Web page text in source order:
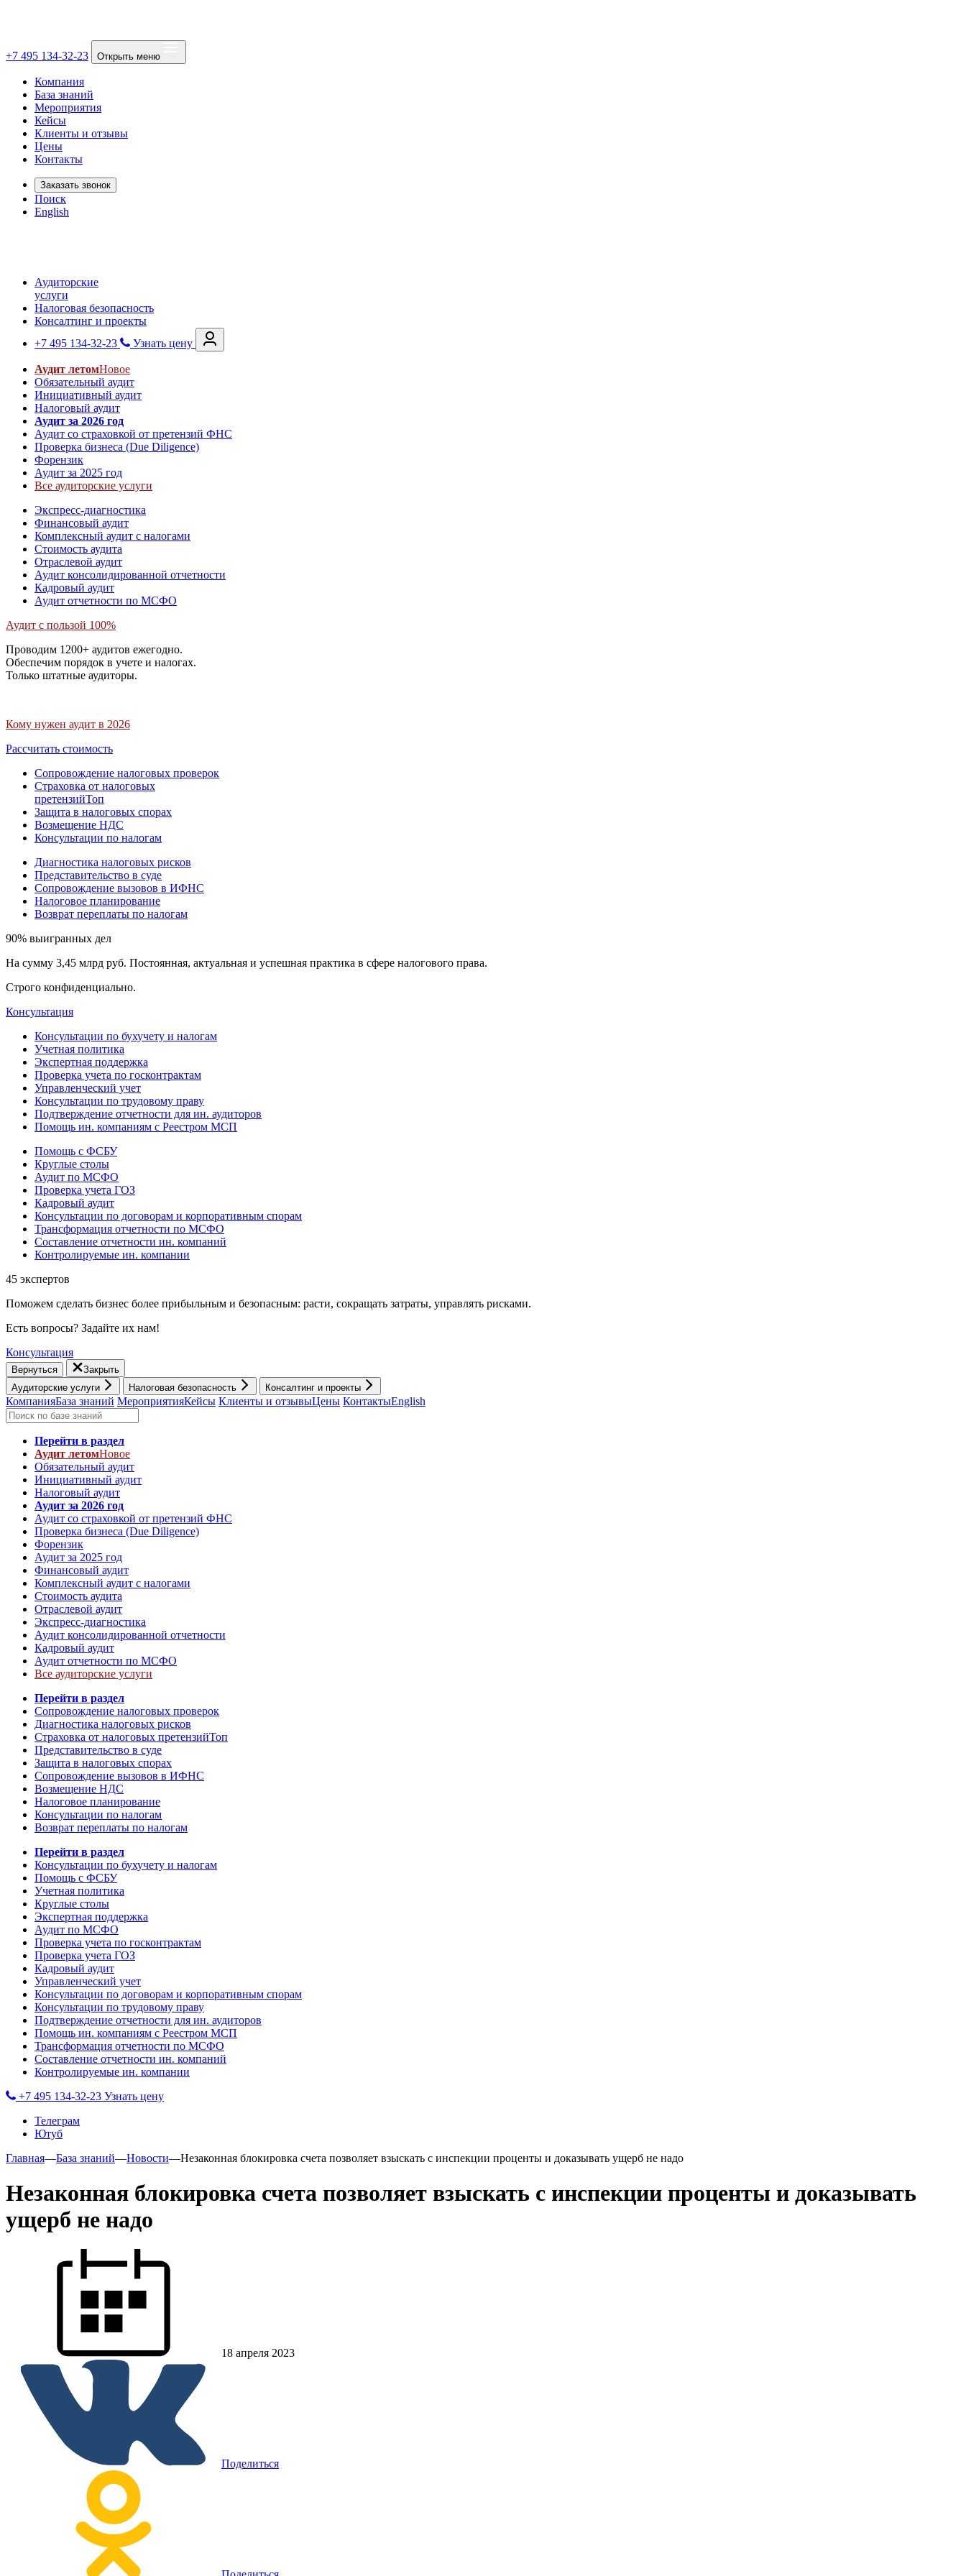
+7 495 134-32-23 Открыть меню
Компания
База знаний
Мероприятия
Кейсы
Клиенты и отзывы
Цены
Контакты
Заказать звонок
Поиск
English
Аудиторские
услуги
Налоговая безопасность
Консалтинг и проекты
+7 495 134-32-23
Узнать цену
Аудит летомНовое
Обязательный аудит
Инициативный аудит
Налоговый аудит
Аудит за 2026 год
Аудит со страховкой от претензий ФНС
Проверка бизнеса (Due Diligence)
Форензик
Аудит за 2025 год
Все аудиторские услуги
Экспресс-диагностика
Финансовый аудит
Комплексный аудит с налогами
Стоимость аудита
Отраслевой аудит
Аудит консолидированной отчетности
Кадровый аудит
Аудит отчетности по МСФО
Аудит с пользой 100%
Проводим 1200+ аудитов ежегодно.
Обеспечим порядок в учете и налогах.
Только штатные аудиторы.
Кому нужен аудит в 2026
Рассчитать стоимость
Сопровождение налоговых проверок
Страховка от налоговых
претензийТоп
Защита в налоговых спорах
Возмещение НДС
Консультации по налогам
Диагностика налоговых рисков
Представительство в суде
Сопровождение вызовов в ИФНС
Налоговое планирование
Возврат переплаты по налогам
90% выигранных дел
На сумму 3,45 млрд руб. Постоянная, актуальная и успешная практика в сфере налогового права.
Строго конфиденциально.
Консультация
Консультации по бухучету и налогам
Учетная политика
Экспертная поддержка
Проверка учета по госконтрактам
Управленческий учет
Консультации по трудовому праву
Подтверждение отчетности для ин. аудиторов
Помощь ин. компаниям с Реестром МСП
Помощь с ФСБУ
Круглые столы
Аудит по МСФО
Проверка учета ГОЗ
Кадровый аудит
Консультации по договорам и корпоративным спорам
Трансформация отчетности по МСФО
Составление отчетности ин. компаний
Контролируемые ин. компании
45 экспертов
Поможем сделать бизнес более прибыльным и безопасным: расти, cокращать затраты, управлять рисками.
Есть вопросы? Задайте их нам!
Консультация
Вернуться
Закрыть
Аудиторские услуги
Налоговая безопасность Консалтинг и проекты
КомпанияБаза знаний МероприятияКейсы Клиенты и отзывыЦены КонтактыEnglish
Перейти в раздел
Аудит летомНовое
Обязательный аудит
Инициативный аудит
Налоговый аудит
Аудит за 2026 год
Аудит со страховкой от претензий ФНС
Проверка бизнеса (Due Diligence)
Форензик
Аудит за 2025 год
Финансовый аудит
Комплексный аудит с налогами
Стоимость аудита
Отраслевой аудит
Экспресс-диагностика
Аудит консолидированной отчетности
Кадровый аудит
Аудит отчетности по МСФО
Все аудиторские услуги
Перейти в раздел
Сопровождение налоговых проверок
Диагностика налоговых рисков
Страховка от налоговых претензийТоп
Представительство в суде
Защита в налоговых спорах
Сопровождение вызовов в ИФНС
Возмещение НДС
Налоговое планирование
Консультации по налогам
Возврат переплаты по налогам
Перейти в раздел
Консультации по бухучету и налогам
Помощь с ФСБУ
Учетная политика
Круглые столы
Экспертная поддержка
Аудит по МСФО
Проверка учета по госконтрактам
Проверка учета ГОЗ
Кадровый аудит
Управленческий учет
Консультации по договорам и корпоративным спорам
Консультации по трудовому праву
Подтверждение отчетности для ин. аудиторов
Помощь ин. компаниям с Реестром МСП
Трансформация отчетности по МСФО
Составление отчетности ин. компаний
Контролируемые ин. компании
+7 495 134-32-23 Узнать цену
Телеграм
Ютуб
Главная—База знаний—Новости—Незаконная блокировка счета позволяет взыскать с инспекции проценты и доказывать ущерб не надо
Незаконная блокировка счета позволяет взыскать с инспекции проценты и доказывать
ущерб не надо
18 апреля 2023
Поделиться